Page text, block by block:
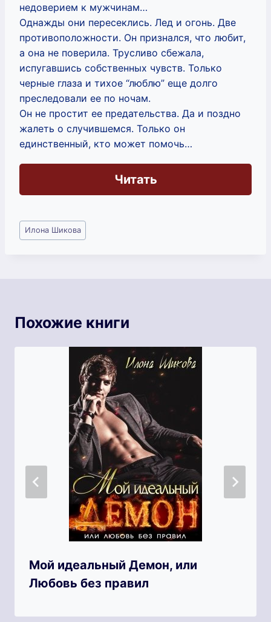
недоверием к мужчинам…
Однажды они пересеклись. Лед и огонь. Две
противоположности. Он признался, что любит,
а она не поверила. Трусливо сбежала,
испугавшись собственных чувств. Только
черные глаза и тихое “люблю” еще долго
преследовали ее по ночам.
Он не простит ее предательства. Да и поздно
жалеть о случившемся. Только он
единственный, кто может помочь…
Читать
Метки
записи:
Илона Шикова
Похожие книги
Мой идеальный Демон, или
Любовь без правил